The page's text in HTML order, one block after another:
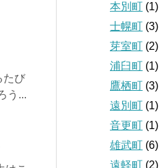
たび
う...
本別町 (1)
士幌町 (3)
芽室町 (2)
浦臼町 (1)
鷹栖町 (3)
遠別町 (1)
音更町 (1)
雄武町 (6)
遠軽町 (2)